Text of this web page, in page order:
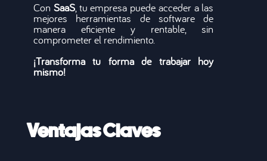
Con SaaS, tu empresa puede acceder a las
mejores herramientas de software de
manera eficiente y rentable, sin
comprometer el rendimiento.
¡Transforma tu forma de trabajar hoy
mismo!
Ventajas Claves